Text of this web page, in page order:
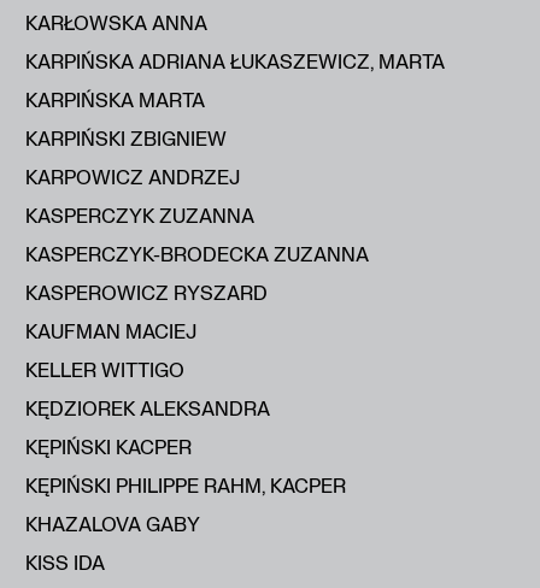
KARŁOWSKA ANNA
KARPIŃSKA ADRIANA ŁUKASZEWICZ, MARTA
KARPIŃSKA MARTA
KARPIŃSKI ZBIGNIEW
KARPOWICZ ANDRZEJ
KASPERCZYK ZUZANNA
KASPERCZYK-BRODECKA ZUZANNA
KASPEROWICZ RYSZARD
KAUFMAN MACIEJ
KELLER WITTIGO
KĘDZIOREK ALEKSANDRA
KĘPIŃSKI KACPER
KĘPIŃSKI PHILIPPE RAHM, KACPER
KHAZALOVA GABY
KISS IDA